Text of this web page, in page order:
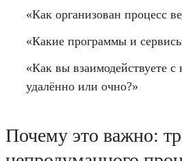
«Как организован процесс
«Какие программы и
«Как вы взаимодействуете
удалённо или очно?»
Почему это важно: